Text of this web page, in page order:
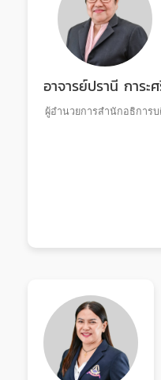
อาจารย์ปรานี การะ
ผู้อำนวยการสำนักอธิการบ